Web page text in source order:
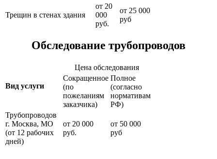
Трещин в стенах здания
от 20
000
руб.
от 25 000
руб
Обследование трубопроводов
Вид услуги
Цена обследования
Сокращенное
(по
пожеланиям
заказчика)
Полное
(согласно
нормативам
РФ)
Трубопроводов
г. Москва, МО
(от 12 рабочих
дней)
от 20 000
руб.
от 50 000
руб